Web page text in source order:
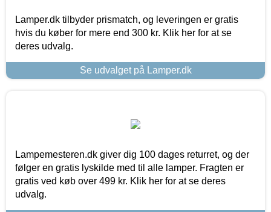
Lamper.dk tilbyder prismatch, og leveringen er gratis
hvis du køber for mere end 300 kr. Klik her for at se
deres udvalg.
Se udvalget på Lamper.dk
Lampemesteren.dk giver dig 100 dages returret, og der
følger en gratis lyskilde med til alle lamper. Fragten er
gratis ved køb over 499 kr. Klik her for at se deres
udvalg.